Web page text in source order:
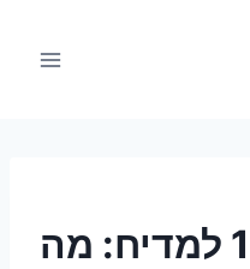
טבליות הכל ב-1 למדיח: מה